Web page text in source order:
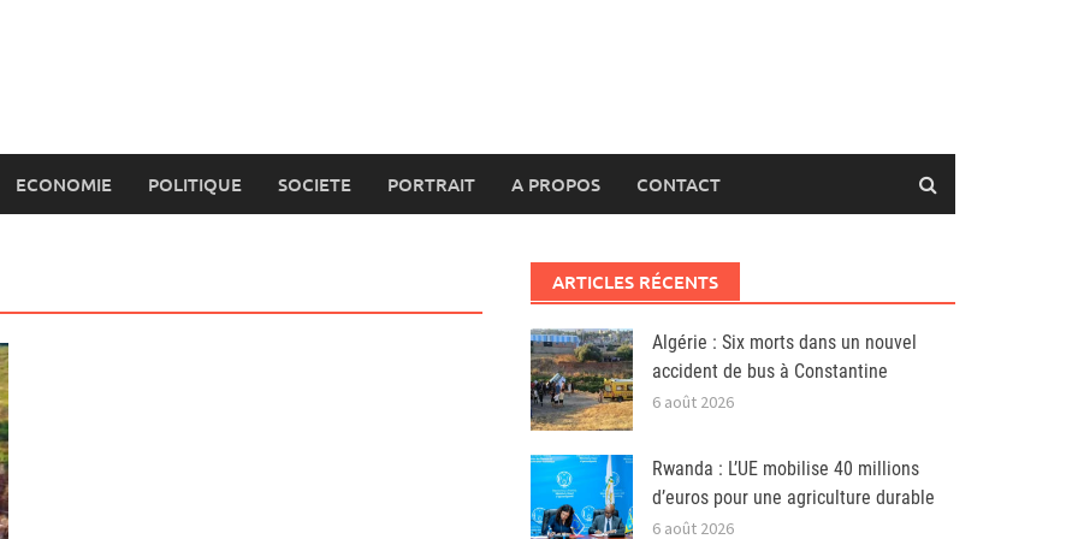
ECONOMIE POLITIQUE SOCIETE PORTRAIT A PROPOS CONTACT
ARTICLES RÉCENTS
Algérie : Six morts dans un nouvel
accident de bus à Constantine
6 août 2026
Rwanda : L’UE mobilise 40 millions
d’euros pour une agriculture durable
6 août 2026